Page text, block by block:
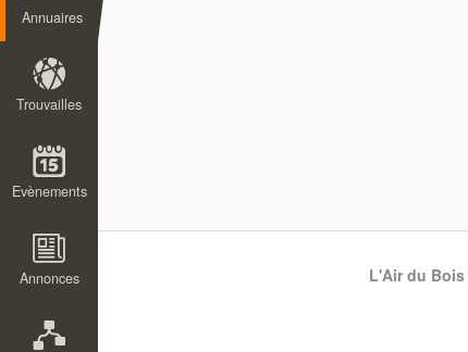
Annuaires
Trouvailles
Evènements
Annonces L'Air du Bois